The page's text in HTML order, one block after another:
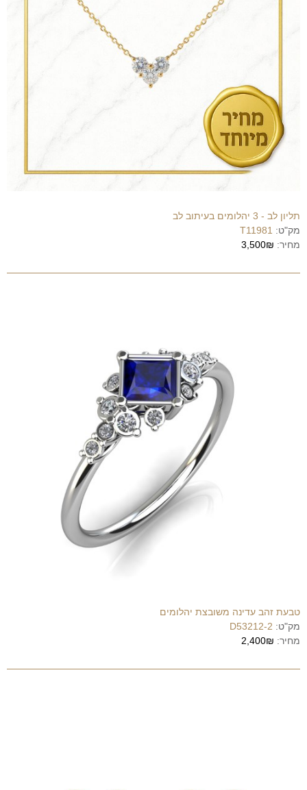
תליון לב - 3 יהלומים בעיתוב לב
מק"ט: T11981
מחיר: 3,500₪
טבעת זהב עדינה משובצת יהלומים
מק"ט: D53212-2
מחיר: 2,400₪